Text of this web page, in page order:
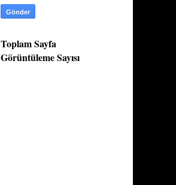
Toplam Sayfa
Görüntüleme Sayısı